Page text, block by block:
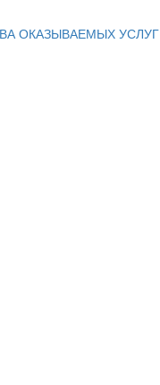
ОКАЗЫВАЕМЫХ УСЛУГ